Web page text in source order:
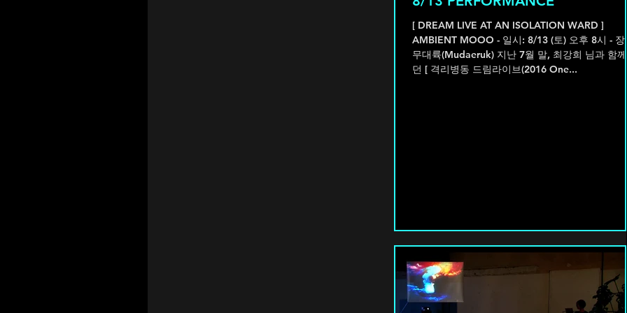
[ DREAM LIVE AT AN ISOLATION WARD ]
AMBIENT MOOO - 일시: 8/13 (토) 오후 8시 - 장소:
무대륙(Mudaeruk) 지난 7월 말, 최강희 님과 함
던 [ 격리병동 드림라이브(2016 One...